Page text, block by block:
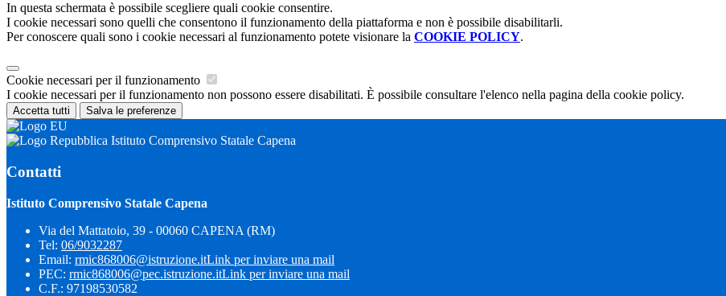
In questa schermata è possibile scegliere quali cookie consentire.
I cookie necessari sono quelli che consentono il funzionamento della piattaforma e non è possibile disabilitarli.
Per conoscere quali sono i cookie necessari al funzionamento potete visionare la COOKIE POLICY.
Cookie necessari per il funzionamento
I cookie necessari per il funzionamento non possono essere disabilitati. È possibile consultare l'elenco nella pagina della cookie policy.
Accetta tutti Salva le preferenze
Istituto Comprensivo Statale Capena
Contatti
Istituto Comprensivo Statale Capena
Via del Mattatoio, 39 - 00060 CAPENA (RM)
Tel: 06/9032287
Email: rmic868006@istruzione.itLink per inviare una mail
PEC: rmic868006@pec.istruzione.itLink per inviare una mail
C.F.: 97198530582